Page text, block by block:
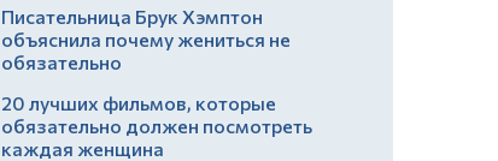
Писательница Брук Хэмптон
объяснила почему жениться не
обязательно
20 лучших фильмов, которые
обязательно должен посмотреть
каждая женщина